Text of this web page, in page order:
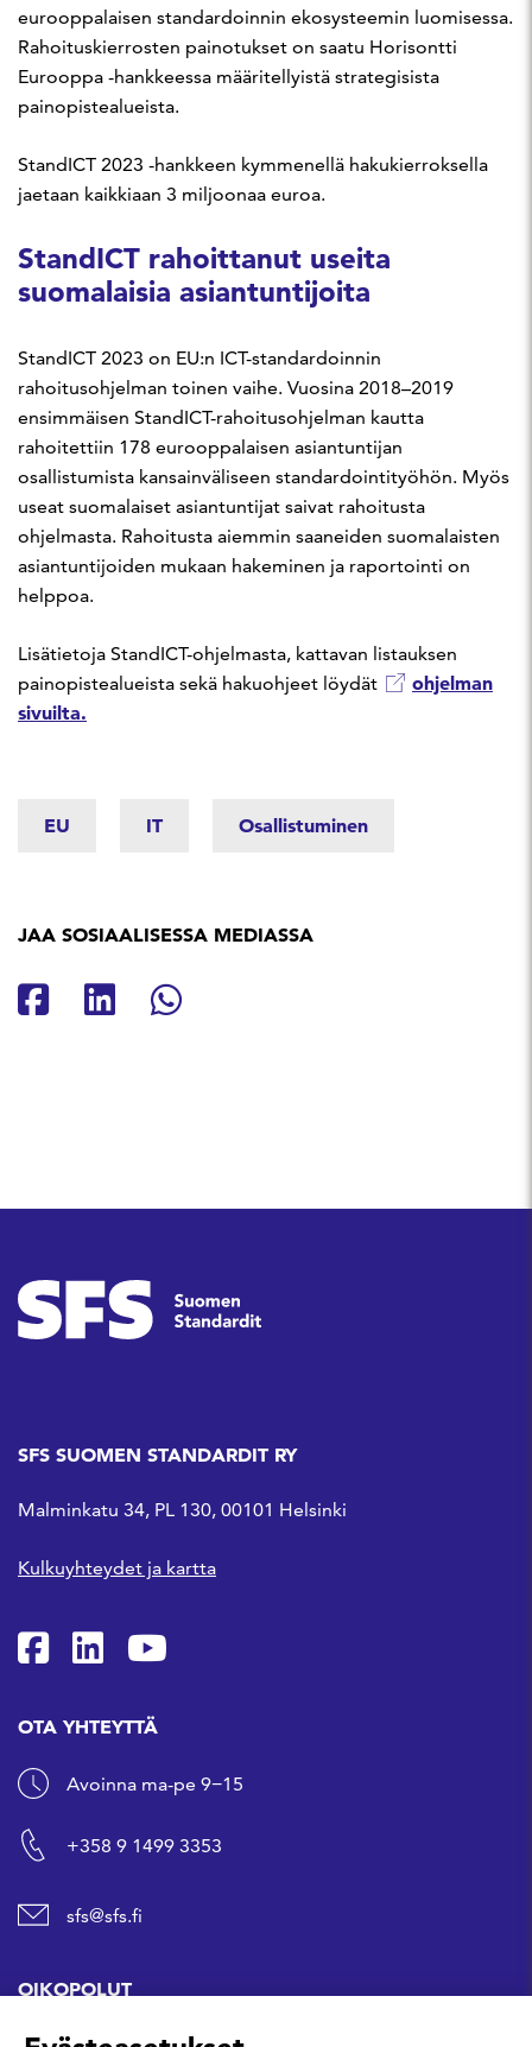
eurooppalaisen standardoinnin ekosysteemin luomisessa.
Rahoituskierrosten painotukset on saatu Horisontti
Eurooppa -hankkeessa määritellyistä strategisista
painopistealueista.
StandICT 2023 -hankkeen kymmenellä hakukierroksella
jaetaan kaikkiaan 3 miljoonaa euroa.
StandICT rahoittanut useita
suomalaisia asiantuntijoita
StandICT 2023 on EU:n ICT-standardoinnin
rahoitusohjelman toinen vaihe. Vuosina 2018–2019
ensimmäisen StandICT-rahoitusohjelman kautta
rahoitettiin 178 eurooppalaisen asiantuntijan
osallistumista kansainväliseen standardointityöhön. Myös
useat suomalaiset asiantuntijat saivat rahoitusta
ohjelmasta. Rahoitusta aiemmin saaneiden suomalaisten
asiantuntijoiden mukaan hakeminen ja raportointi on
helppoa.
Lisätietoja StandICT-ohjelmasta, kattavan listauksen
painopistealueista sekä hakuohjeet löydät
ohjelman
sivuilta.
EU IT Osallistuminen
JAA SOSIAALISESSA MEDIASSA
Jaa Facebookissa
Jaa Linkedinissä
Jaa Whatsappissa
SFS SUOMEN STANDARDIT RY
Malminkatu 34, PL 130, 00101 Helsinki
Kulkuyhteydet ja kartta
SFS Facebookissa
SFS Linkedinissä
SFS Youtubessa
OTA YHTEYTTÄ
Avoinna ma-pe 9−15
+358 9 1499 3353
sfs@sfs.fi
OIKOPOLUT